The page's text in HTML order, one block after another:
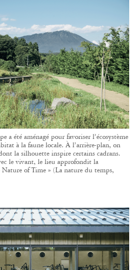
a été aménagé pour favoriser l’écosystème
à la faune locale. À l’arrière-plan, on
la silhouette inspire certains cadrans.
le vivant, le lieu approfondit la
Nature of Time » (La nature du temps,